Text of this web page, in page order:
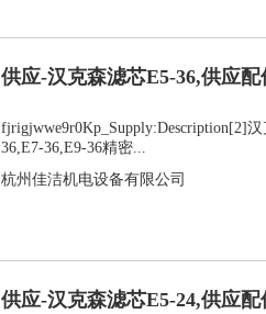
供应-汉克森滤芯E5-36,供应配
fjrigjwwe9r0Kp_Supply:Description[2]
36,E7-36,E9-36精密...
杭州佳洁机电设备有限公司
供应-汉克森滤芯E5-24,供应配